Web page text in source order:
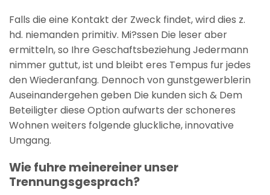
Falls die eine Kontakt der Zweck findet, wird dies z.
hd. niemanden primitiv. Mi?ssen Die leser aber
ermitteln, so Ihre Geschaftsbeziehung Jedermann
nimmer guttut, ist und bleibt eres Tempus fur jedes
den Wiederanfang. Dennoch von gunstgewerblerin
Auseinandergehen geben Die kunden sich & Dem
Beteiligter diese Option aufwarts der schoneres
Wohnen weiters folgende gluckliche, innovative
Umgang.
Wie fuhre meinereiner unser
Trennungsgesprach?